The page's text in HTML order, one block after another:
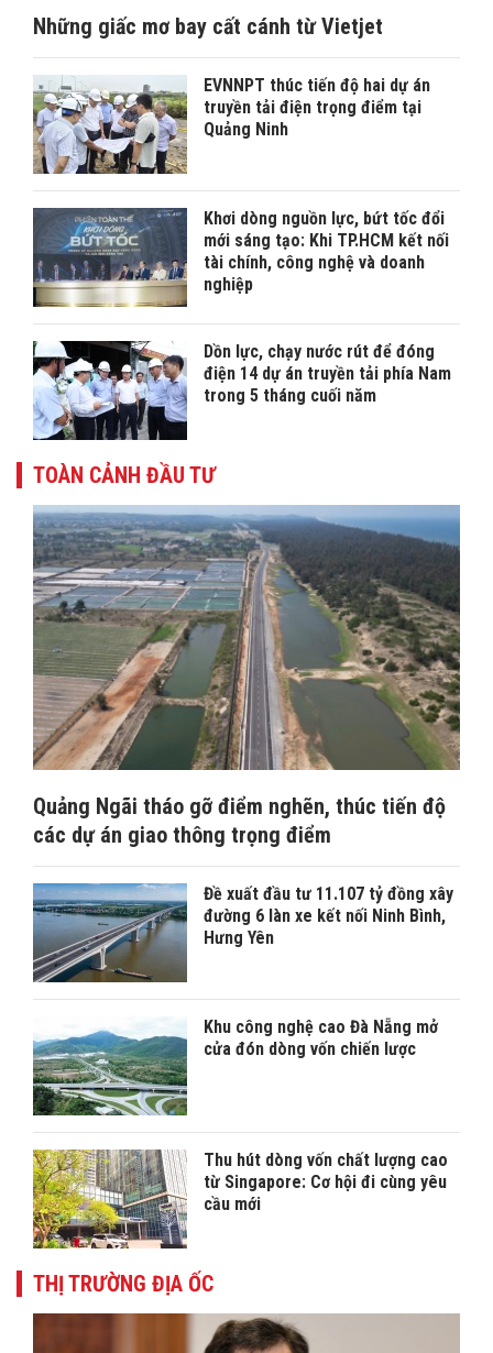
Những giấc mơ bay cất cánh từ Vietjet
EVNNPT thúc tiến độ hai dự án
truyền tải điện trọng điểm tại
Quảng Ninh
Khơi dòng nguồn lực, bứt tốc đổi
mới sáng tạo: Khi TP.HCM kết nối
tài chính, công nghệ và doanh
nghiệp
Dồn lực, chạy nước rút để đóng
điện 14 dự án truyền tải phía Nam
trong 5 tháng cuối năm
TOÀN CẢNH ĐẦU TƯ
Quảng Ngãi tháo gỡ điểm nghẽn, thúc tiến độ
các dự án giao thông trọng điểm
Đề xuất đầu tư 11.107 tỷ đồng xây
đường 6 làn xe kết nối Ninh Bình,
Hưng Yên
Khu công nghệ cao Đà Nẵng mở
cửa đón dòng vốn chiến lược
Thu hút dòng vốn chất lượng cao
từ Singapore: Cơ hội đi cùng yêu
cầu mới
THỊ TRƯỜNG ĐỊA ỐC